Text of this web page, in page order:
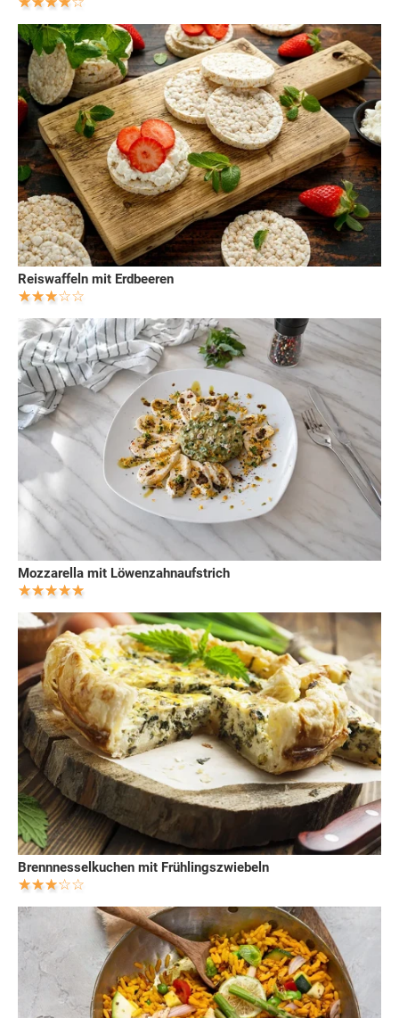
Reiswaffeln mit Erdbeeren
Mozzarella mit Löwenzahnaufstrich
Brennnesselkuchen mit Frühlingszwiebeln